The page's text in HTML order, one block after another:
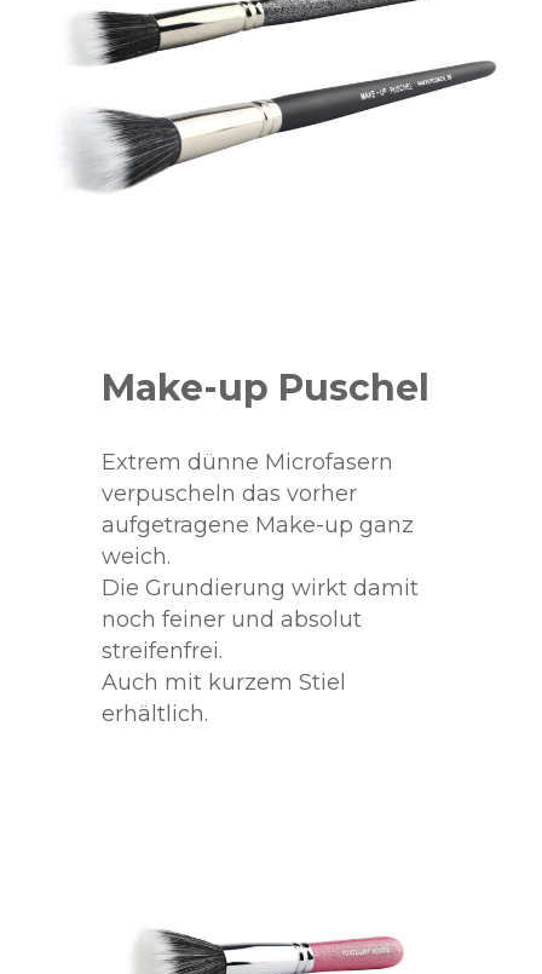
Make-up Puschel
Extrem dünne Microfasern
verpuscheln das vorher
aufgetragene Make-up ganz
weich.
Die Grundierung wirkt damit
noch feiner und absolut
streifenfrei.
Auch mit kurzem Stiel
erhältlich.